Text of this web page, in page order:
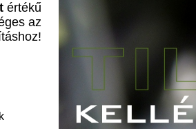
értékű
az